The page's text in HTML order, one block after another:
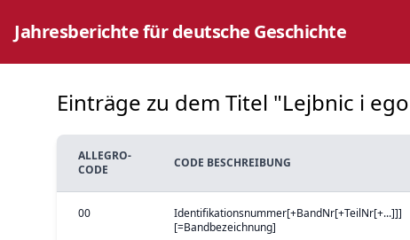
Jahresberichte für deutsche Geschichte
Einträge zu dem Titel "Lejbnic i
ALLEGRO-
CODE
CODE BESCHREIBUNG
00
Identifikationsnummer[+BandNr[+TeilNr[+...]]]
[=Bandbezeichnung]